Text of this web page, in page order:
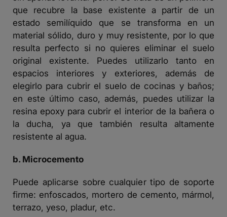
que recubre la base existente a partir de un
estado semilíquido que se transforma en un
material sólido, duro y muy resistente, por lo que
resulta perfecto si no quieres eliminar el suelo
original existente. Puedes utilizarlo tanto en
espacios interiores y exteriores, además de
elegirlo para cubrir el suelo de cocinas y baños;
en este último caso, además, puedes utilizar la
resina epoxy para cubrir el interior de la bañera o
la ducha, ya que también resulta altamente
resistente al agua.
b. Microcemento
Puede aplicarse sobre cualquier tipo de soporte
firme: enfoscados, mortero de cemento, mármol,
terrazo, yeso, pladur, etc.